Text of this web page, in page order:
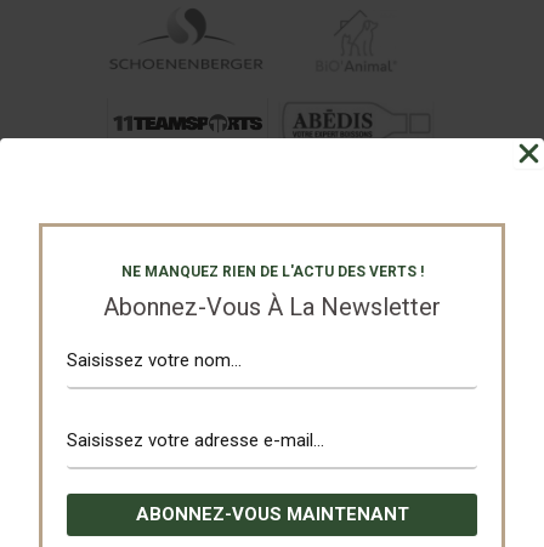
NE MANQUEZ RIEN DE L'ACTU DES VERTS !
Abonnez-Vous À La Newsletter